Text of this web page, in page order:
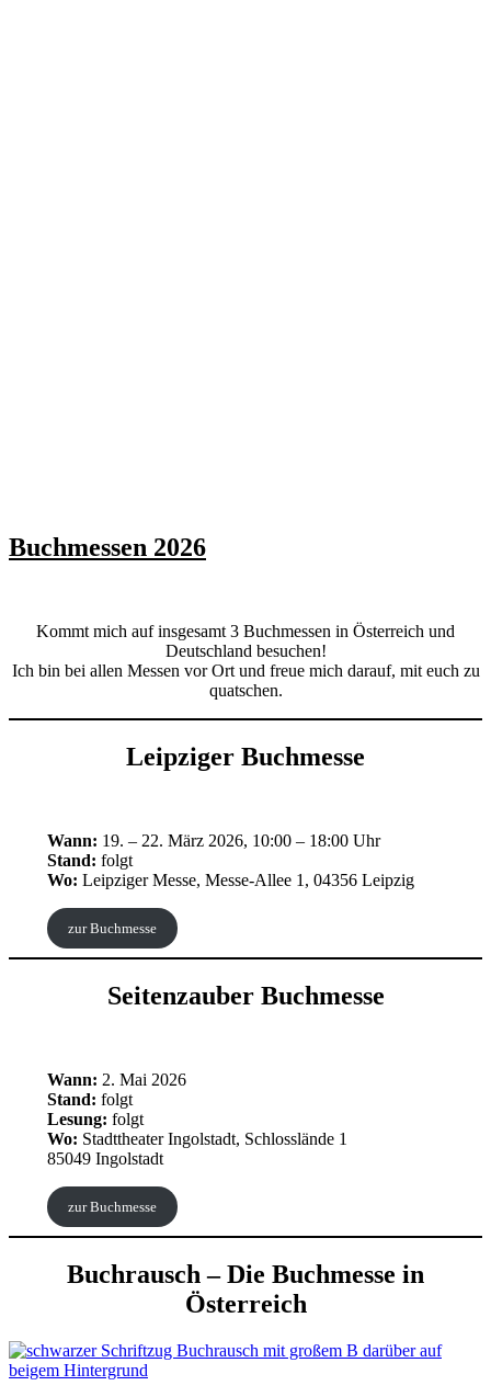
Buchmessen 2026
Kommt mich auf insgesamt 3 Buchmessen in Österreich und
Deutschland besuchen!
Ich bin bei allen Messen vor Ort und freue mich darauf, mit euch zu
quatschen.
Leipziger Buchmesse
Wann: 19. – 22. März 2026, 10:00 – 18:00 Uhr
Stand: folgt
Wo: Leipziger Messe, Messe-Allee 1, 04356 Leipzig
zur Buchmesse
Seitenzauber Buchmesse
Wann: 2. Mai 2026
Stand: folgt
Lesung: folgt
Wo: Stadttheater Ingolstadt, Schlosslände 1
85049 Ingolstadt
zur Buchmesse
Buchrausch – Die Buchmesse in
Österreich